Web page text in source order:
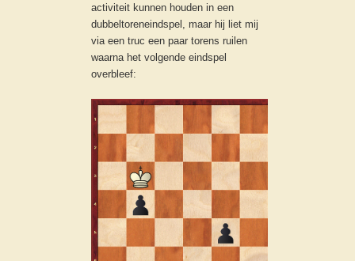
activiteit kunnen houden in een
dubbeltoreneindspel, maar hij liet mij
via een truc een paar torens ruilen
waarna het volgende eindspel
overbleef: